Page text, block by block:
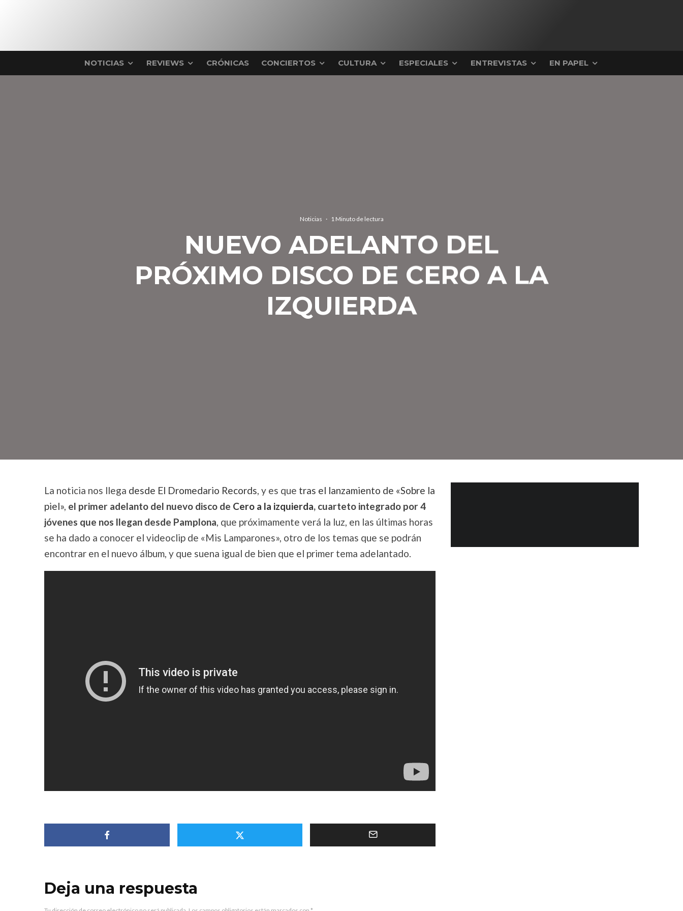
NOTICIAS REVIEWS CRÓNICAS CONCIERTOS CULTURA ESPECIALES ENTREVISTAS EN PAPEL
Noticias · 1 Minuto de lectura
NUEVO ADELANTO DEL
PRÓXIMO DISCO DE CERO A LA
IZQUIERDA
La noticia nos llega desde El Dromedario Records, y es que tras el lanzamiento de «Sobre la
piel», el primer adelanto del nuevo disco de Cero a la izquierda, cuarteto integrado por 4
jóvenes que nos llegan desde Pamplona, que próximamente verá la luz, en las últimas horas
se ha dado a conocer el videoclip de «Mis Lamparones», otro de los temas que se podrán
encontrar en el nuevo álbum, y que suena igual de bien que el primer tema adelantado.
Deja una respuesta